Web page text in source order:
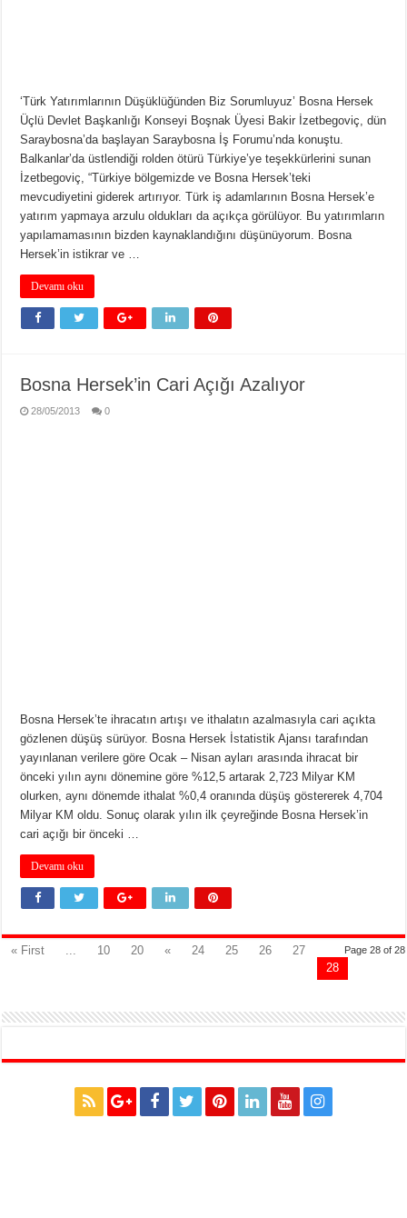
‘Türk Yatırımlarının Düşüklüğünden Biz Sorumluyuz’ Bosna Hersek
Üçlü Devlet Başkanlığı Konseyi Boşnak Üyesi Bakir İzetbegoviç, dün
Saraybosna’da başlayan Saraybosna İş Forumu’nda konuştu.
Balkanlar’da üstlendiği rolden ötürü Türkiye’ye teşekkürlerini sunan
İzetbegoviç, “Türkiye bölgemizde ve Bosna Hersek’teki
mevcudiyetini giderek artırıyor. Türk iş adamlarının Bosna Hersek’e
yatırım yapmaya arzulu oldukları da açıkça görülüyor. Bu yatırımların
yapılamamasının bizden kaynaklandığını düşünüyorum. Bosna
Hersek’in istikrar ve …
Devamı oku
Bosna Hersek’in Cari Açığı Azalıyor
28/05/2013 0
Bosna Hersek’te ihracatın artışı ve ithalatın azalmasıyla cari açıkta
gözlenen düşüş sürüyor. Bosna Hersek İstatistik Ajansı tarafından
yayınlanan verilere göre Ocak – Nisan ayları arasında ihracat bir
önceki yılın aynı dönemine göre %12,5 artarak 2,723 Milyar KM
olurken, aynı dönemde ithalat %0,4 oranında düşüş göstererek 4,704
Milyar KM oldu. Sonuç olarak yılın ilk çeyreğinde Bosna Hersek’in
cari açığı bir önceki …
Devamı oku
Page 28 of 28
« First ... 10 20 « 24 25 26
27
28